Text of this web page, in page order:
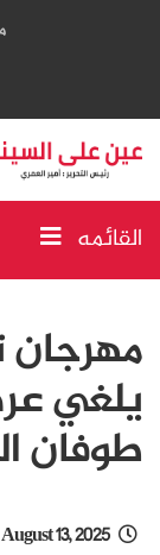
القائمه
مهرجان
يلغي
طوفان
August 13, 2025